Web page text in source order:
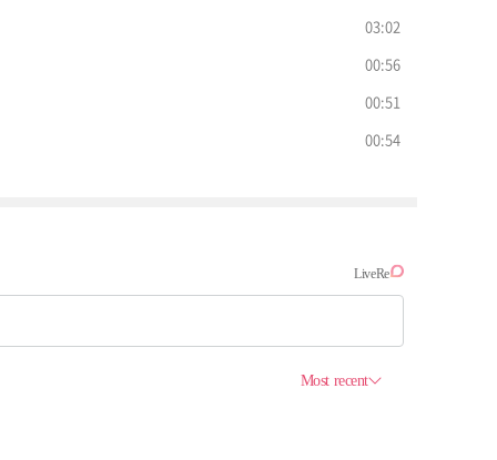
03:02
00:56
00:51
00:54